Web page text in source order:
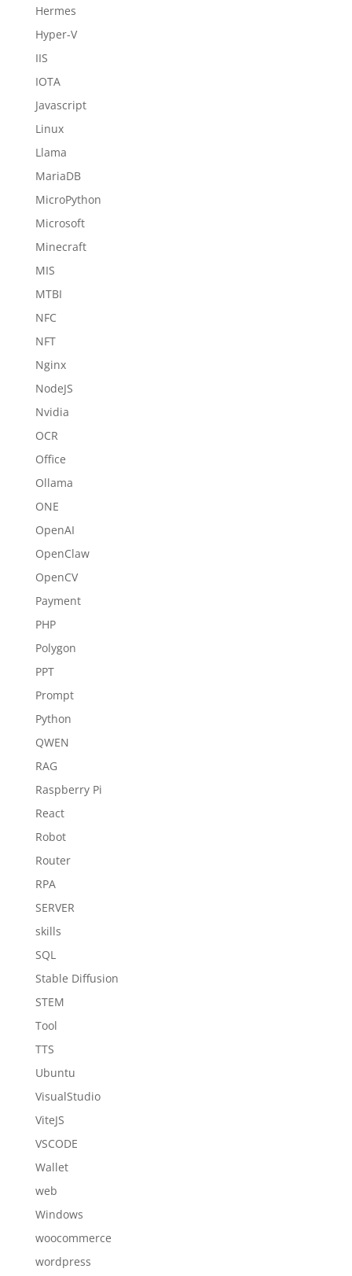
Hermes
Hyper-V
IIS
IOTA
Javascript
Linux
Llama
MariaDB
MicroPython
Microsoft
Minecraft
MIS
MTBI
NFC
NFT
Nginx
NodeJS
Nvidia
OCR
Office
Ollama
ONE
OpenAI
OpenClaw
OpenCV
Payment
PHP
Polygon
PPT
Prompt
Python
QWEN
RAG
Raspberry Pi
React
Robot
Router
RPA
SERVER
skills
SQL
Stable Diffusion
STEM
Tool
TTS
Ubuntu
VisualStudio
ViteJS
VSCODE
Wallet
web
Windows
woocommerce
wordpress